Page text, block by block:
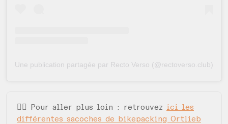
Une publication partagée par Recto Verso (@rectoverso.club)
🚴‍♀️ Pour aller plus loin : retrouvez ici les
différentes sacoches de bikepacking Ortlieb